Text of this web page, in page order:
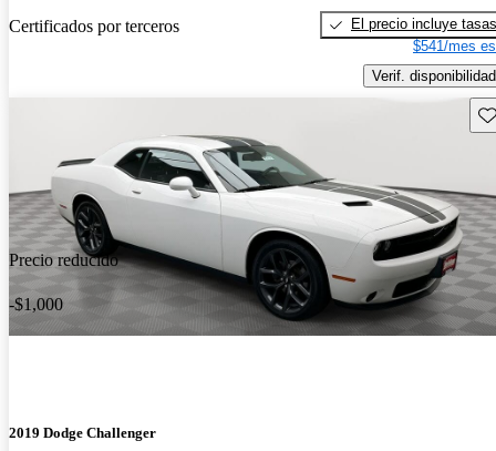
Certificados por terceros
El precio incluye tasas
$541/mes
Verif. disponibilidad
Precio reducido
-$1,000
2019 Dodge Challenger